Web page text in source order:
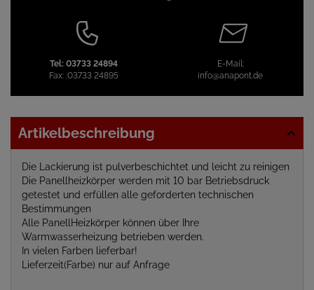
Tel: 03733 24894
Fax: :03733 24895
E-Mail:
info@anapont.de
Artikelbeschreibung
Die Lackierung ist pulverbeschichtet und leicht zu reinigen
Die Panellheizkörper werden mit 10 bar Betriebsdruck
getestet und erfüllen alle geforderten technischen
Bestimmungen
Alle PanellHeizkörper können über Ihre
Warmwasserheizung betrieben werden.
In vielen Farben lieferbar!
Lieferzeit(Farbe) nur auf Anfrage